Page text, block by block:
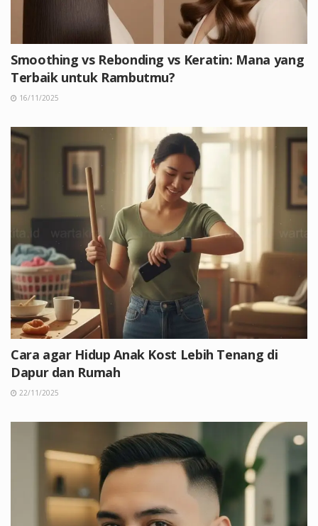
Smoothing vs Rebonding vs Keratin: Mana yang
Terbaik untuk Rambutmu?
16/11/2025
Cara agar Hidup Anak Kost Lebih Tenang di
Dapur dan Rumah
22/11/2025